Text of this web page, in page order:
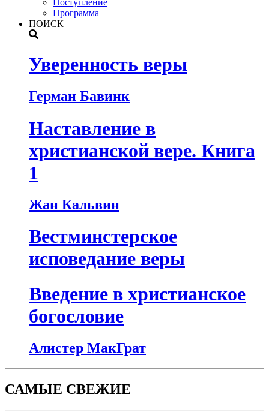
Поступление
Программа
ПОИСК
Уверенность веры
Герман Бавинк
Наставление в
христианской вере. Книга
1
Жан Кальвин
Вестминстерское
исповедание веры
Введение в христианское
богословие
Алистер МакГрат
САМЫЕ СВЕЖИЕ